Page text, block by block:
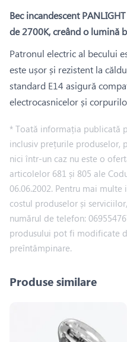
Bec incandescent
de 2700K, creând o lumină
Patronul electric al becului
este ușor și rezistent la
standard E14 asigură
electrocasnicelor și
* Toată informația publicată
inclusiv prețurile produselor,
nici într-un caz nu este o
articolelor 681 și 805 ale
06.06.2002. Pentru mai
costul produselor și
numărul de telefon:
produsului pot fi modificate
preîntâmpinare.
Produse similare